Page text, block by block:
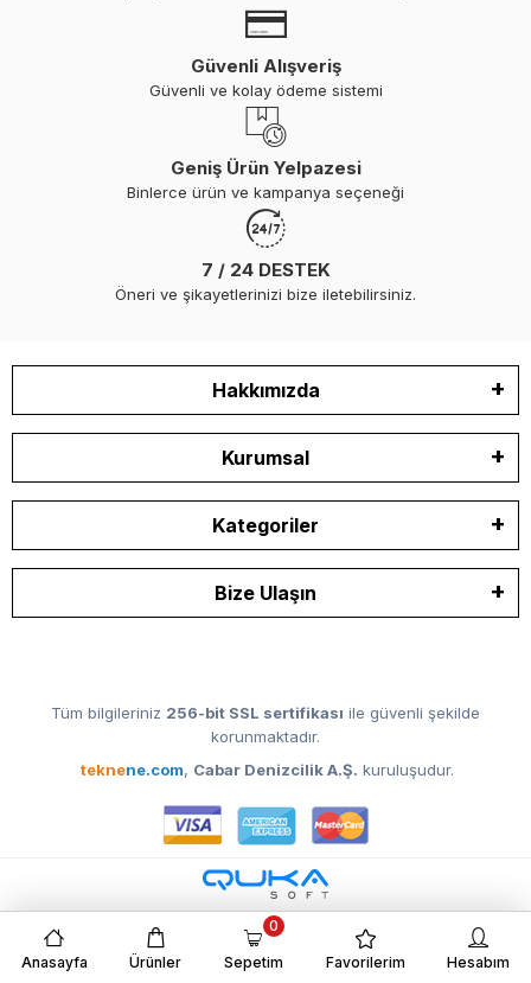
Güvenli Alışveriş
Güvenli ve kolay ödeme sistemi
Geniş Ürün Yelpazesi
Binlerce ürün ve kampanya seçeneği
7 / 24 DESTEK
Öneri ve şikayetlerinizi bize iletebilirsiniz.
Hakkımızda
Kurumsal
Kategoriler
Bize Ulaşın
Tüm bilgileriniz 256-bit SSL sertifikası ile güvenli şekilde
korunmaktadır.
teknene.com, Cabar Denizcilik A.Ş. kuruluşudur.
Anasayfa Ürünler Sepetim
0
Favorilerim Hesabım